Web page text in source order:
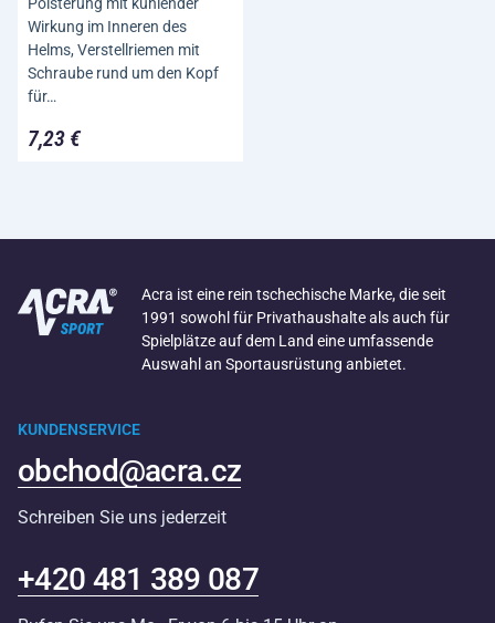
Wirkung im Inneren des
Helms, Verstellriemen mit
Schraube rund um den Kopf
für…
7,23 €
Acra ist eine rein tschechische Marke, die seit
1991 sowohl für Privathaushalte als auch für
Spielplätze auf dem Land eine umfassende
Auswahl an Sportausrüstung anbietet.
KUNDENSERVICE
obchod@acra.cz
Schreiben Sie uns jederzeit
+420 481 389 087